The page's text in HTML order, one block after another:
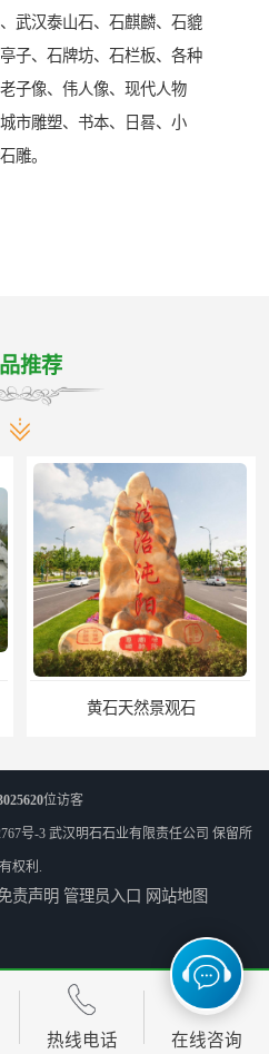
武汉泰山石、石麒麟、石貔
子、石牌坊、石栏板、各种
子像、伟人像、现代人物
市雕塑、书本、日晷、小
雕。
推荐
黄石天然景观石
神农架庭院太湖石回收
位访客
号-3 武汉明石石业有限责任公司 保留所
有权利.
责声明 管理员入口 网站地图
热线电话 在线咨询